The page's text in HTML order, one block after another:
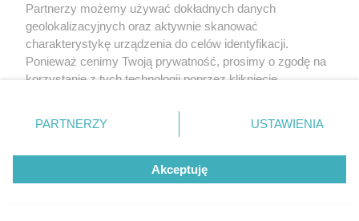
Partnerzy możemy używać dokładnych danych
geolokalizacyjnych oraz aktywnie skanować
charakterystykę urządzenia do celów identyfikacji.
Ponieważ cenimy Twoją prywatność, prosimy o zgodę na
korzystanie z tych technologii poprzez kliknięcie
zmienić/wycofać klikając przycisk ustawień prywatności
znajdujący się w lewym dolnym rogu strony
rodzaje przetwarzania danych nie wymagają zgody
użytkownika, ale masz prawo sprzeciwić się takiemu
przetwarzaniu. Preferencje będą miały zastosowanie tylko
PARTNERZY USTAWIENIA
Akceptuję